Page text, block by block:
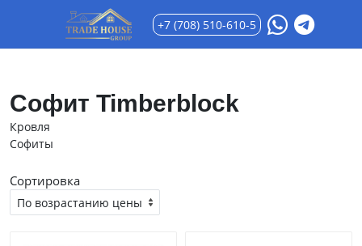
+7 (708) 510-610-5
Софит Timberblock
Кровля
Софиты
Сортировка